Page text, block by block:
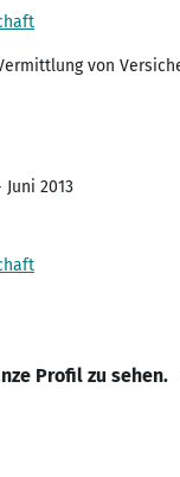
von
Juni 2013
Profil zu sehen.